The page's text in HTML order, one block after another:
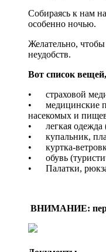
Собираясь к нам
особенно ночью.
Желательно,
неудобств.
Вот список
• страховой
• медицинские
насекомых и
• легкая одежда
• купальник,
• куртка-
• обувь
• Палатки,
ВНИМАНИЕ: перед